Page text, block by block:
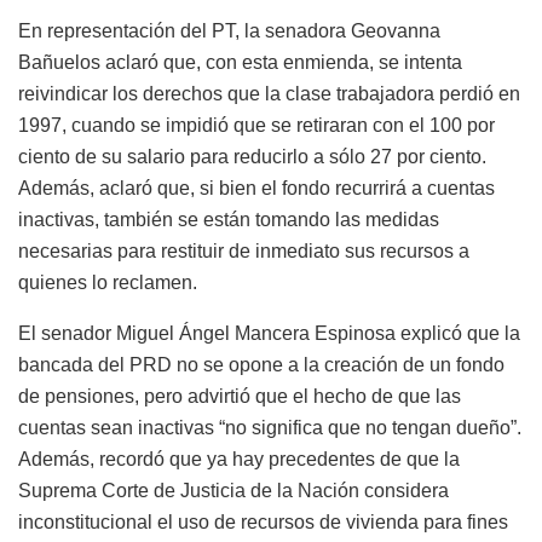
En representación del PT, la senadora Geovanna
Bañuelos aclaró que, con esta enmienda, se intenta
reivindicar los derechos que la clase trabajadora perdió en
1997, cuando se impidió que se retiraran con el 100 por
ciento de su salario para reducirlo a sólo 27 por ciento.
Además, aclaró que, si bien el fondo recurrirá a cuentas
inactivas, también se están tomando las medidas
necesarias para restituir de inmediato sus recursos a
quienes lo reclamen.
El senador Miguel Ángel Mancera Espinosa explicó que la
bancada del PRD no se opone a la creación de un fondo
de pensiones, pero advirtió que el hecho de que las
cuentas sean inactivas “no significa que no tengan dueño”.
Además, recordó que ya hay precedentes de que la
Suprema Corte de Justicia de la Nación considera
inconstitucional el uso de recursos de vivienda para fines